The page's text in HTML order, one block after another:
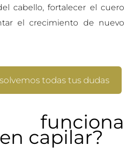
cabello, fortalecer el cuero
el crecimiento de nuevo
todas tus dudas
funciona
capilar?